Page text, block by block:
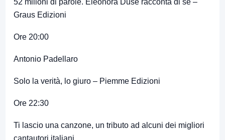
52 milioni di parole. Eleonora Duse racconta di sé –
Graus Edizioni
Ore 20:00
Antonio Padellaro
Solo la verità, lo giuro – Piemme Edizioni
Ore 22:30
Ti lascio una canzone, un tributo ad alcuni dei migliori
cantautori italiani